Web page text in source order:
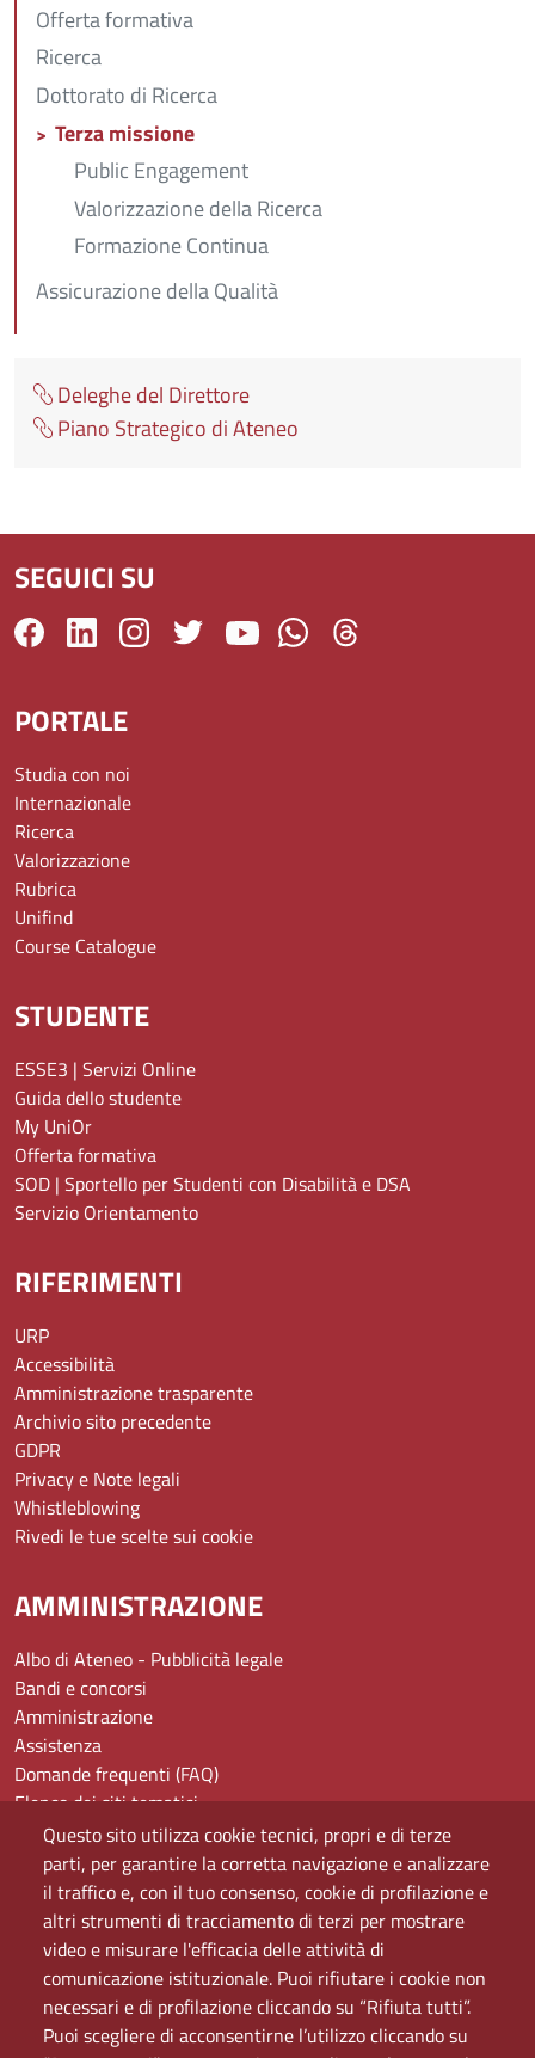
Questo sito utilizza cookie tecnici, propri e di terze
parti, per garantire la corretta navigazione e analizzare
il traffico e, con il tuo consenso, cookie di profilazione e
altri strumenti di tracciamento di terzi per mostrare
video e misurare l'efficacia delle attività di
comunicazione istituzionale. Puoi rifiutare i cookie non
necessari e di profilazione cliccando su “Rifiuta tutti”.
Puoi scegliere di acconsentirne l’utilizzo cliccando su
Offerta formativa
Ricerca
Dottorato di Ricerca
Terza missione
Public Engagement
Valorizzazione della Ricerca
Formazione Continua
Assicurazione della Qualità
Deleghe del Direttore
Piano Strategico di Ateneo
SEGUICI SU
PORTALE
Studia con noi
Internazionale
Ricerca
Valorizzazione
Rubrica
Unifind
Course Catalogue
STUDENTE
ESSE3 | Servizi Online
Guida dello studente
My UniOr
Offerta formativa
SOD | Sportello per Studenti con Disabilità e DSA
Servizio Orientamento
RIFERIMENTI
URP
Accessibilità
Amministrazione trasparente
Archivio sito precedente
GDPR
Privacy e Note legali
Whistleblowing
Rivedi le tue scelte sui cookie
AMMINISTRAZIONE
Albo di Ateneo - Pubblicità legale
Bandi e concorsi
Amministrazione
Assistenza
Domande frequenti (FAQ)
Elenco dei siti tematici
Mappa del sito
PEC
Rete Wi-Fi Eduroam
Servizio Proxy
Guida all’uso del portale